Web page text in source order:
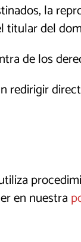
la
titular del
de los
en nuestra